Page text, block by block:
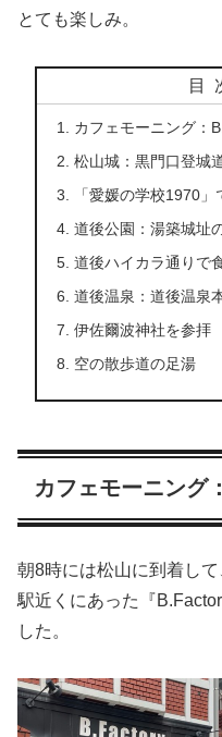
とても楽しみ。
目
カフェモーニング：
松山城：黒門口登城
「愛媛の学校1970
道後公園：湯築城址
道後ハイカラ通りで
道後温泉：道後温泉
伊佐爾波神社を参拝
空の散歩道の足湯
カフェモーニング
朝8時には松山に到着して
駅近くにあった『
した。